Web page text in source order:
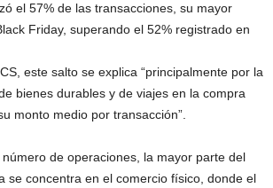
el 57% de las transacciones, su mayor
Friday, superando el 52% registrado en
este salto se explica “principalmente por la
bienes durables y de viajes en la compra
monto medio por transacción”.
de operaciones, la mayor parte del
se concentra en el comercio físico, donde el